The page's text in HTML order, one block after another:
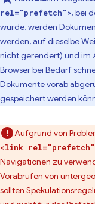
rel="prefetch">, bei
wurde, werden
werden, auf dieselbe
nicht gerendert) und im
Browser bei Bedarf
Dokumente vorab
gespeichert werden
Aufgrund von
<link
Navigationen zu
Vorabrufen von
sollten